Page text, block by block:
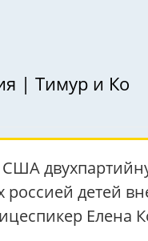
| Тимур и Ко
США
детей
Елена